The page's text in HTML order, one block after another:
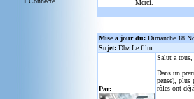
Merci.
Mise a jour du: Dimanche 18
Sujet: Dbz Le film
Par:
Salut a
Dans un
pense), plus
rôles ont